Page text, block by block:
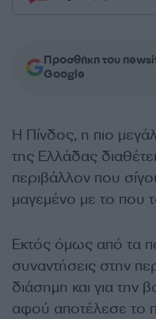
Προσθήκη του
Google
Η Πίνδος, η πιο
της Ελλάδας
περιβάλλον που
μαγεμένο με το που
Εκτός όμως από τα
συναντήσεις στην
διάσημη και για την
αφού αποτέλεσε το